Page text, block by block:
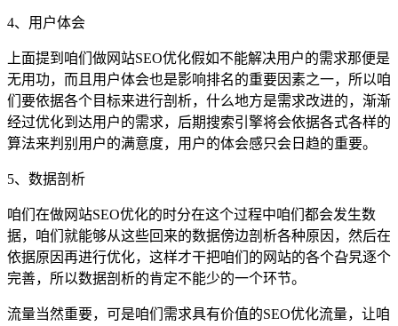
4、用户体会
上面提到咱们做网站SEO优化假如不能解决用户的需求那便是
无用功，而且用户体会也是影响排名的重要因素之一，所以咱
们要依据各个目标来进行剖析，什么地方是需求改进的，渐渐
经过优化到达用户的需求，后期搜索引擎将会依据各式各样的
算法来判别用户的满意度，用户的体会感只会日趋的重要。
5、数据剖析
咱们在做网站SEO优化的时分在这个过程中咱们都会发生数
据，咱们就能够从这些回来的数据傍边剖析各种原因，然后在
依据原因再进行优化，这样才干把咱们的网站的各个旮旯逐个
完善，所以数据剖析的肯定不能少的一个环节。
流量当然重要，可是咱们需求具有价值的SEO优化流量，让咱